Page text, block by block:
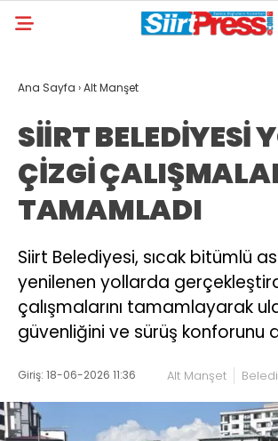
Ana Sayfa ›Alt Manşet
SİİRT BELEDİYESİ
ÇİZGİ
TAMAMLADI
Siirt Belediyesi, sıcak bitümlü
yenilenen yollarda
çalışmalarını tamamlayarak
güvenliğini ve sürüş konforunu
Giriş: 18-06-2026 11:36 Alt Manşet